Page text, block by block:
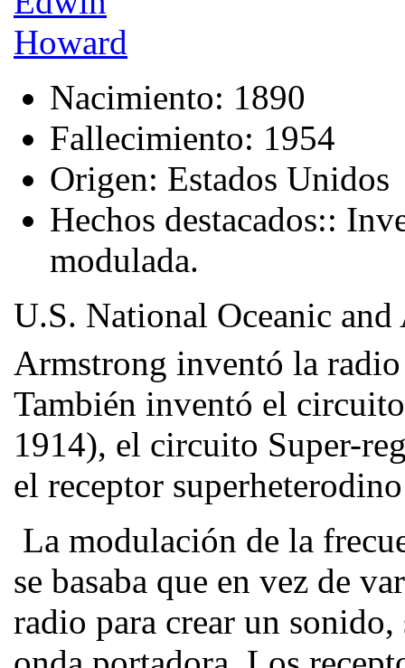
Nacimiento: 1890
Fallecimiento: 1954
Origen: Estados Unidos
Hechos destacados::
modulada.
U.S. National Oceanic
Armstrong inventó la
También inventó el
1914), el circuito Super-
el receptor
La modulación de la
se basaba que en vez de
radio para crear un